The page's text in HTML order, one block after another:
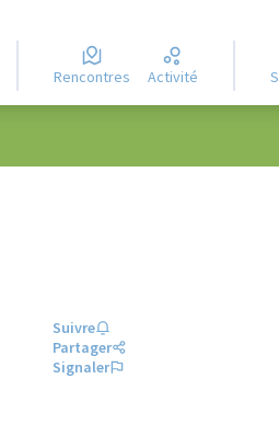
Rencontres Activité
Suivre
Partager
Signaler